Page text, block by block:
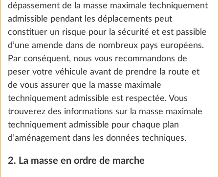
Zesto
DE SÉRIE
Turo
dépassement de la masse maximale techniquement
admissible pendant les déplacements peut
constituer un risque pour la sécurité et est passible
d’une amende dans de nombreux pays européens.
Par conséquent, nous vous recommandons de
peser votre véhicule avant de prendre la route et
de vous assurer que la masse maximale
techniquement admissible est respectée. Vous
trouverez des informations sur la masse maximale
techniquement admissible pour chaque plan
d’aménagement dans les données techniques.
2. La masse en ordre de marche